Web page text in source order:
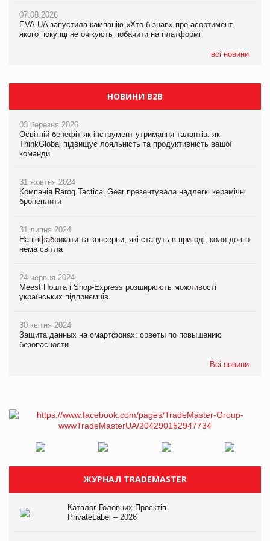
07.08.2026
EVA.UA запустила кампанію «Хто б знав» про асортимент,
якого покупці не очікують побачити на платформі
всі новини
07.08.2026
EVA.UA запустила кампанію «Хто б знав» про асортимент,
якого покупці не очікують побачити на платформі
НОВИНИ B2B
03 березня 2026
Освітній бенефіт як інструмент утримання талантів: як
ThinkGlobal підвищує лояльність та продуктивність вашої
команди
31 жовтня 2024
Компанія Rarog Tactical Gear презентувала надлегкі керамічні
бронеплити
31 липня 2024
Напівфабрикати та консерви, які стануть в пригоді, коли довго
нема світла
24 червня 2024
Meest Пошта і Shop-Express розширюють можливості
українських підприємців
30 квітня 2024
Защита данных на смартфонах: советы по повышению
безопасности
Всі новини
ЖУРНАЛ TRADEMASTER
Каталог Головних Проєктів
PrivateLabel – 2026